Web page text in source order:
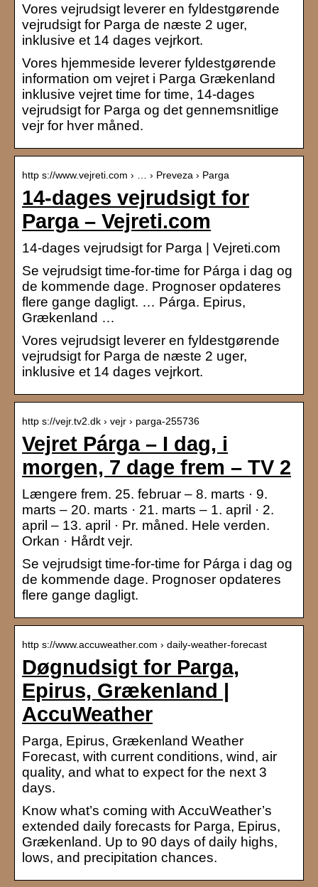
Vores vejrudsigt leverer en fyldestgørende
vejrudsigt for Parga de næste 2 uger,
inklusive et 14 dages vejrkort.
Vores hjemmeside leverer fyldestgørende
information om vejret i Parga Grækenland
inklusive vejret time for time, 14-dages
vejrudsigt for Parga og det gennemsnitlige
vejr for hver måned.
http s://www.vejreti.com › … › Preveza › Parga
14-dages vejrudsigt for
Parga – Vejreti.com
14-dages vejrudsigt for Parga | Vejreti.com
Se vejrudsigt time-for-time for Párga i dag og
de kommende dage. Prognoser opdateres
flere gange dagligt. … Párga. Epirus,
Grækenland …
Vores vejrudsigt leverer en fyldestgørende
vejrudsigt for Parga de næste 2 uger,
inklusive et 14 dages vejrkort.
http s://vejr.tv2.dk › vejr › parga-255736
Vejret Párga – I dag, i
morgen, 7 dage frem – TV 2
Længere frem. 25. februar – 8. marts · 9.
marts – 20. marts · 21. marts – 1. april · 2.
april – 13. april · Pr. måned. Hele verden.
Orkan · Hårdt vejr.
Se vejrudsigt time-for-time for Párga i dag og
de kommende dage. Prognoser opdateres
flere gange dagligt.
http s://www.accuweather.com › daily-weather-forecast
Døgnudsigt for Parga,
Epirus, Grækenland |
AccuWeather
Parga, Epirus, Grækenland Weather
Forecast, with current conditions, wind, air
quality, and what to expect for the next 3
days.
Know what’s coming with AccuWeather’s
extended daily forecasts for Parga, Epirus,
Grækenland. Up to 90 days of daily highs,
lows, and precipitation chances.